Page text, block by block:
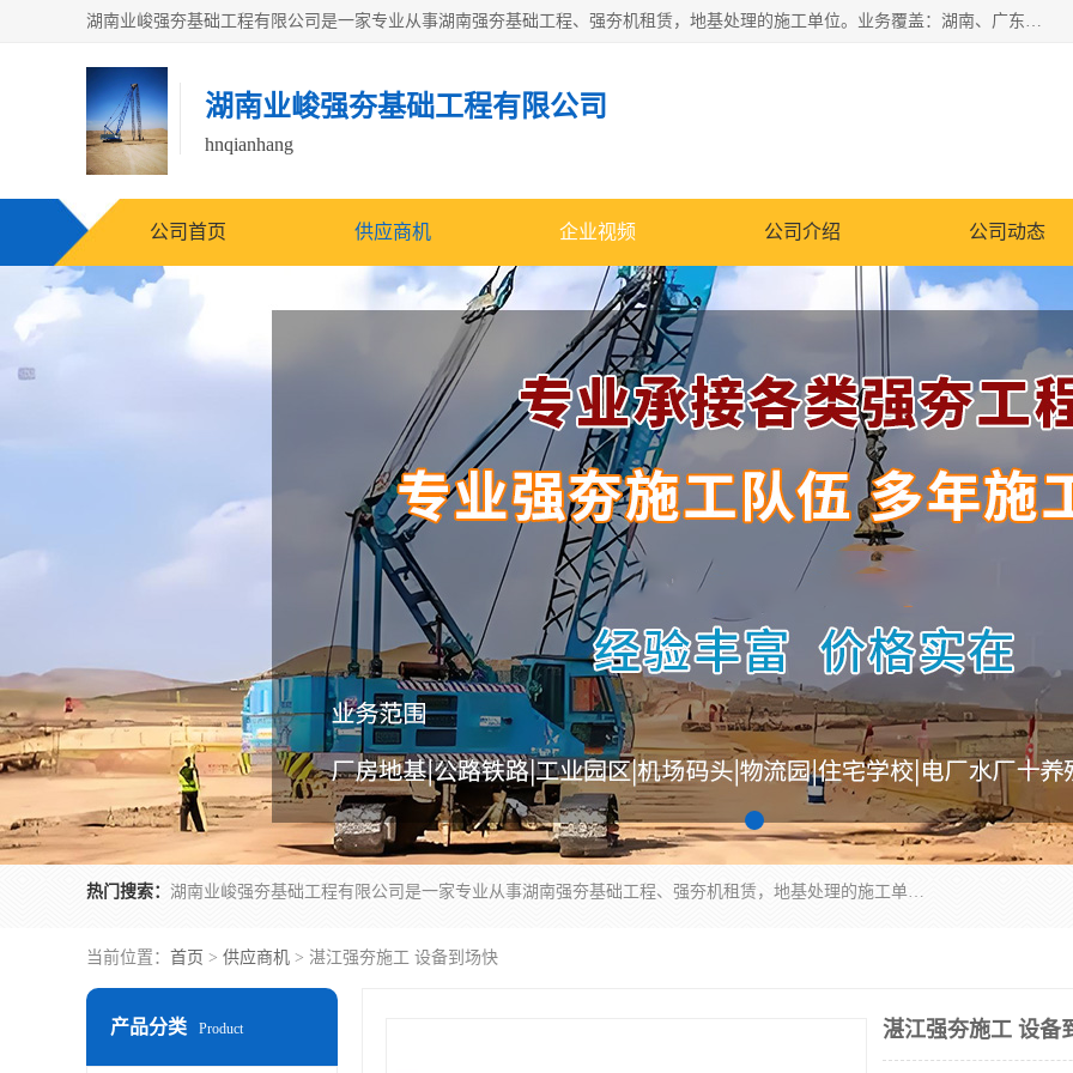
湖南业峻强夯基础工程有限公司是一家专业从事湖南强夯基础工程、强夯机租赁，地基处理的施工单位。业务覆盖：湖南、广东，江西等地。可承接1000KN.m-25000KN.m强夯（置换）工程。公司创始人是国内较早期从事强夯施工的建设者，经过多年的一步一个脚印的发展，在行业内具有较高的度和良好的口碑。
湖南业峻强夯基础工程有限公司
hnqianhang
公司首页 供应商机 企业视频 公司介绍 公司动态
热门搜索： 湖南业峻强夯基础工程有限公司是一家专业从事湖南强夯基础工程、强夯机租赁，地基处理的施工单位。业务覆盖：湖南、广东，江西等地。可承接1000KN.m-25000KN.m强夯（置换）工程。公司创始人是国内较早期从事强夯施工的建设者，经过多年的一步一个脚印的发展，在行业内具有较高的度和良好的口碑。
当前位置： 首页 > 供应商机 > 湛江强夯施工 设备到场快
产品分类 Product 湛江强夯施工 设备